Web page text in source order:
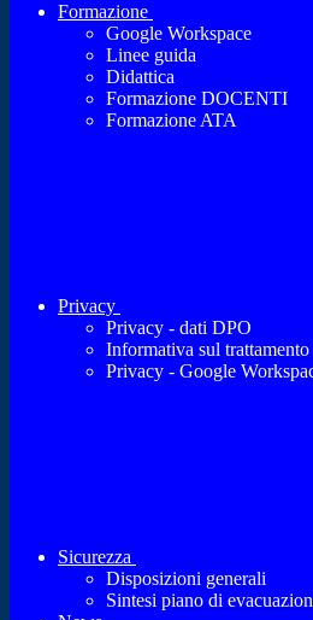
Formazione
Google Workspace
Linee guida
Didattica
Formazione DOCENTI
Formazione ATA
Privacy
Privacy - dati DPO
Informativa sul
Privacy - Google
Sicurezza
Disposizioni generali
Sintesi piano di